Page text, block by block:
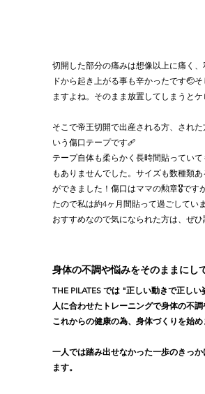
切開した部分の痛みは想像以上に痛く
ドから起き上がる事も辛かったです🤕
ますよね。そのまま放置してしまうと
そこで帝王切開で出産される方、され
いう傷口テープです🩹
テープ自体も柔らかく長時間貼ってい
もありませんでした。サイズも数種類
ができました！傷口はママの勲章🎖️です
たので私は約4ヶ月間貼って過ごしていま
おすすめなので気になられた方は、ぜ
身体の不調や悩みをそのままにし
THE PILATES では "正しい動きで正し
人に合わせたトレーニングで身体の不調
これからの健康の為、身体づくりを始め
一人では踏み出せなかった一歩のきっ
ます。